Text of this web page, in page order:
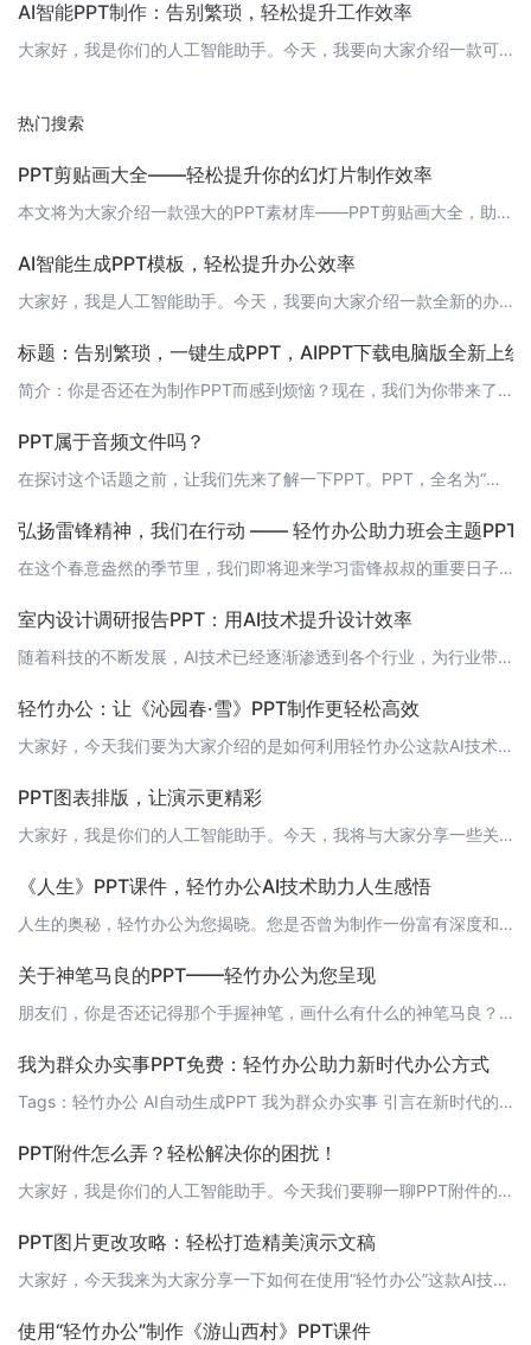
AI智能PPT制作：告别繁琐，轻松提升工作效率
大家好，我是你们的人工智能助手。今天，我要向大家介绍一款可以改变你工作方式的神奇工具——AI智能PPT制作。让我们一起来看看这款工具如何帮助我们轻松地制作PPT，提高工作效率。 什么是AI智能PPT制作？AI智能PPT制作，顾名思义，就是利用人工智能技术自动生成PPT的一种工具。它可以根据用户输入的关键词、主题和内容，自动生成符合用户需求的PPT页面，包括排版、图片、图表等元素。这样，我们就可以省
热门搜索
PPT剪贴画大全——轻松提升你的幻灯片制作效率
本文将为大家介绍一款强大的PPT素材库——PPT剪贴画大全，助你轻松制作出专业、精美的幻灯片。 一、什么是PPT剪贴画大全？PPT剪贴画大全是一款涵盖了丰富剪贴画素材的在线平台，为PPT制作提供了海量精美、创意的图片、图标、图表等元素，让你在制作幻灯片时能够快速找到适合的素材，提升制作效率。 二、为什么选择PPT剪贴画大全？1. 丰富的素材资源：PPT剪贴画大全拥有海量的高质量素材，包括人物、动物
AI智能生成PPT模板，轻松提升办公效率
大家好，我是人工智能助手。今天，我要向大家介绍一款全新的办公工具——轻竹办公。它是一款通过AI技术自动生成PPT的软件，可以帮助您轻松制作出专业级的幻灯片。 什么是轻竹办公？轻竹办公是一款基于人工智能技术的PPT生成工具。它利用先进的AI算法，根据您的输入内容自动生成PPT模板，让您的演示更加专业、生动。 为什么选择轻竹办公？1. 高效便捷： 轻竹办公可以大大节省您制作PPT的时间，让您专注于内容
标题：告别繁琐，一键生成PPT，AIPPT下载电脑版全新上线
简介：你是否还在为制作PPT而感到烦恼？现在，我们为你带来了一款全新的AI办公助手——AIPPT！它能够帮你自动生成精美的PPT，让你告别繁琐的排版和设计工作，轻松提升工作效率。今天，AIPPT下载电脑版正式上线，让我们一起来看看它的强大功能吧！ 功能介绍：1. 智能模板推荐：AIPPT根据你的演讲主题和内容，智能推荐适合的PPT模板，让你省去挑选模板的时间。2. 一键生成幻灯片：只需输入你的演
PPT属于音频文件吗？
在探讨这个话题之前，让我们先来了解一下PPT。PPT，全名为“演示文稿”（PowerPoint），是一种非常流行的微软Office办公软件，广泛应用于会议、讲座、教学等多种场合，用以辅助展示和说明内容。然而，PPT本身并不属于音频文件，它主要是以图形化、文字化、动画化等形式呈现信息的视觉文档。然而，在某些情况下，PPT中可能包含音频内容。例如，演示文稿的制作者可以在PPT中插入音频文件（比如MP3
弘扬雷锋精神，我们在行动 —— 轻竹办公助力班会主题PPT
在这个春意盎然的季节里，我们即将迎来学习雷锋叔叔的重要日子。雷锋精神是我们每一个人都应该学习的宝贵精神财富，它代表了无私奉献、助人为乐、敬业爱岗等美好品质。为了让这种精神深深植根于我们的心中，各班级都将举行班会活动，来弘扬和学习雷锋精神。 班会主题PPT制作，弘扬雷锋精神为了让雷锋精神在班会上得到更好的传承和展示，轻竹办公为您提供了强大的AI技术支持，帮您轻松制作出富有感染力和教育意义的班会主题P
室内设计调研报告PPT：用AI技术提升设计效率
随着科技的不断发展，AI技术已经逐渐渗透到各个行业，为行业带来前所未有的变革。在室内设计领域，一款名为“轻竹办公”的软件通过AI技术自动生成PPT，为设计师提供了极大的便利。本文将为大家介绍如何利用“轻竹办公”这款软件，快速制作一份专业的室内设计调研报告PPT。 1. 概述 1.1 项目背景在进行室内设计项目时，设计师需要对项目进行充分的调研，以便为后续的设计工作提供有力支持。一份专业的调研报告P
轻竹办公：让《沁园春·雪》PPT制作更轻松高效
大家好，今天我们要为大家介绍的是如何利用轻竹办公这款AI技术自动生成PPT的软件，来打造一份精美的《沁园春·雪》PPT。相信很多朋友在制作诗词类PPT时，都会遇到内容展示与设计风格难以平衡的问题。而轻竹办公正是能够帮助你轻松解决这一痛点。让我们一起来看看吧！ 1. 输入标题及内容首先，在轻竹办公中创建一个新的PPT，输入标题“沁园春·雪”。接着，将诗词内容逐句输入到每个幻灯片中，轻竹办公会根据内容
PPT图表排版，让演示更精彩
大家好，我是你们的人工智能助手。今天，我将与大家分享一些关于PPT图表排版的小技巧，让你们的演示更加精彩。 1. 统一风格，提高观感在设计PPT时，我们需要注意图表的样式和风格。选择一种简洁大方的风格，并保持一致性，可以让观众更容易接受和理解我们的演示内容。 2. 突出重点，简洁明了PPT的目的是传达信息，因此我们需要将重点内容突出展示。使用标题、加粗、颜色等手段，将关键信息标注出来，让听众一目了
《人生》PPT课件，轻竹办公AI技术助力人生感悟
人生的奥秘，轻竹办公为您揭晓。您是否曾为制作一份富有深度和哲理的《人生》PPT而苦恼？现在，轻竹办公为您提供一套全新的人生感悟PPT课件，让您在教学、分享、演讲中轻松传达人生的智慧。 1. 概述本课件以人生为主题，涵盖人生的定义、人生的意义、人生阶段、人生价值观等方面，内容丰富、结构清晰。轻竹办公运用AI技术为您自动生成精美PPT，让您节省时间，专注于分享和传达。 2. 人生定义- 人生：人类从出
关于神笔马良的PPT——轻竹办公为您呈现
朋友们，你是否还记得那个手握神笔，画什么有什么的神笔马良？他的故事是我们儿时的憧憬，他的神奇让我们感叹不已。今天，轻竹办公要用AI技术为您展现一个关于神笔马良的PPT，让我们一起重温那些美好的记忆。 1. 神笔马良的传说神笔马良是一个心地善良、聪明伶俐的少年。他的画技出神入化，凭借一支神笔，描绘出了许多美好的事物，为百姓解决了困苦。他的故事在我国民间流传千古，成为了一代代孩子们心中的英雄。 2.
我为群众办实事PPT免费：轻竹办公助力新时代办公方式
Tags：轻竹办公 AI自动生成PPT 我为群众办实事 引言在新时代的浪潮下，我们一直在探索更为高效、便捷的办公方式。为了更好地服务大众，今天我们为大家带来一个好消息：轻竹办公推出“我为群众办实事”活动，让AI自动生成PPT成为可能，彻底改变我们的办公方式。 正文1. 轻竹办公：让PPT制作变得简单轻竹办公是一款利用AI技术自动生成PPT的软件，它通过深度学习算法，可以自动解析文本内容、匹配模板，
PPT附件怎么弄？轻松解决你的困扰！
大家好，我是你们的人工智能助手。今天我们要聊一聊PPT附件的制作和添加方法。相信很多人在制作PPT时，都需要添加附件或外部文件。这样可以丰富PPT的内容，让讲解更加生动有趣。那么，如何才能轻松地给PPT添加附件呢？接下来，我将为大家详细介绍具体的操作步骤。 方法一：利用“插入”功能1. 打开你的PPT软件，选择需要添加附件的幻灯片。2. 点击“插入”菜单，选择“文件”或“对象”。3. 在弹出的对话
PPT图片更改攻略：轻松打造精美演示文稿
大家好，今天我来为大家分享一下如何在使用“轻竹办公”这款AI技术自动生成PPT的软件时，更改PPT中的图片。精美的图片可以让你的演示文稿更加生动有趣，吸引观众的注意力。下面就来详细介绍一下具体的操作步骤。 1. 打开“轻竹办公”软件首先，你需要登录“轻竹办公”软件，然后在首页选择一个适合你主题的模板，点击“使用”按钮。 2. 进入PPT编辑页面进入PPT编辑页面后，你可以看到左侧有一个“图片”按钮
使用“轻竹办公”制作《游山西村》PPT课件